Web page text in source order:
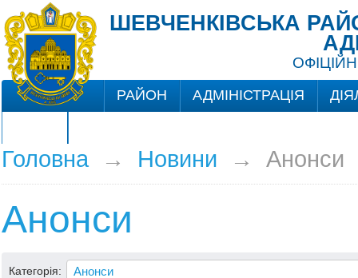
ШЕВЧЕНКІВСЬКА
РАЙОН АДМІНІСТРАЦІЯ
Головна→ Новини → Анонси
Анонси
Категорія: